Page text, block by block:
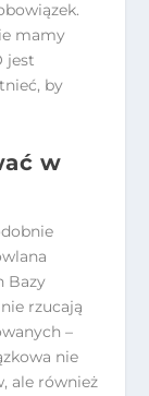
mamy
jest
by
w
Bazy
rzucają
–
nie
ale również